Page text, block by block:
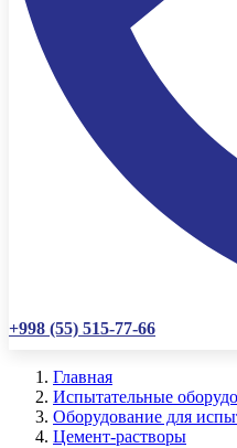
+998 (55) 515-77-66
Главная
Испытательные
Оборудование для
Цемент-растворы